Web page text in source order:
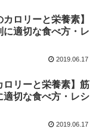
カロリーと栄養素】
に適切な食べ方・レ
2019.06.17
ロリーと栄養素】筋
適切な食べ方・レシ
2019.06.17